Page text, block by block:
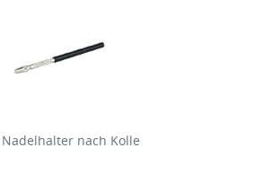
Nadelhalter nach Kolle